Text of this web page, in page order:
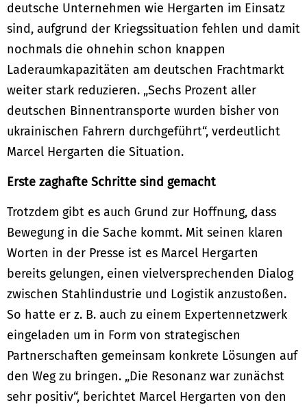
deutsche Unternehmen wie Hergarten im Einsatz
sind, aufgrund der Kriegssituation fehlen und damit
nochmals die ohnehin schon knappen
Laderaumkapazitäten am deutschen Frachtmarkt
weiter stark reduzieren. „Sechs Prozent aller
deutschen Binnentransporte wurden bisher von
ukrainischen Fahrern durchgeführt“, verdeutlicht
Marcel Hergarten die Situation.
Erste zaghafte Schritte sind gemacht
Trotzdem gibt es auch Grund zur Hoffnung, dass
Bewegung in die Sache kommt. Mit seinen klaren
Worten in der Presse ist es Marcel Hergarten
bereits gelungen, einen vielversprechenden Dialog
zwischen Stahlindustrie und Logistik anzustoßen.
So hatte er z. B. auch zu einem Expertennetzwerk
eingeladen um in Form von strategischen
Partnerschaften gemeinsam konkrete Lösungen auf
den Weg zu bringen. „Die Resonanz war zunächst
sehr positiv“, berichtet Marcel Hergarten von den